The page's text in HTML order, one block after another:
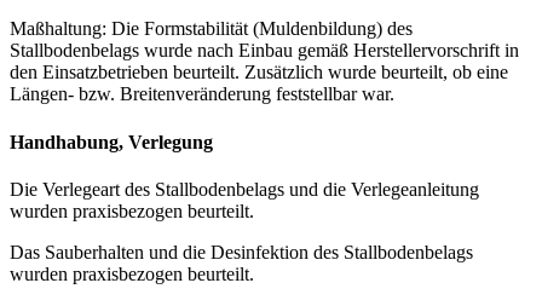
Maßhaltung: Die Formstabilität (Muldenbildung) des
Stallbodenbelags wurde nach Einbau gemäß Herstellervorschrift in
den Einsatzbetrieben beurteilt. Zusätzlich wurde beurteilt, ob eine
Längen- bzw. Breitenveränderung feststellbar war.
Handhabung, Verlegung
Die Verlegeart des Stallbodenbelags und die Verlegeanleitung
wurden praxisbezogen beurteilt.
Das Sauberhalten und die Desinfektion des Stallbodenbelags
wurden praxisbezogen beurteilt.